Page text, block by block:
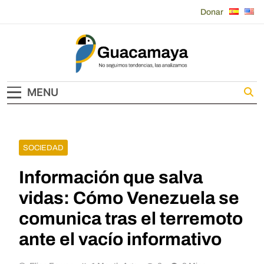
Donar
Guacamaya
MENU
SOCIEDAD
Información que salva
vidas: Cómo Venezuela se
comunica tras el terremoto
ante el vacío informativo